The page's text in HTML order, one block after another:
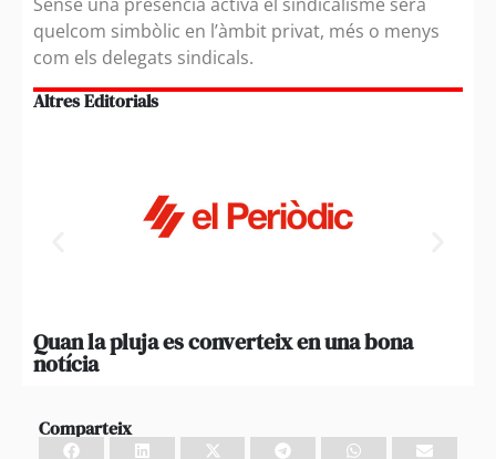
quelcom simbòlic en l’àmbit privat, més o menys
com els delegats sindicals.
Altres Editorials
Quan la pluja es converteix en una bona
notícia
Comparteix